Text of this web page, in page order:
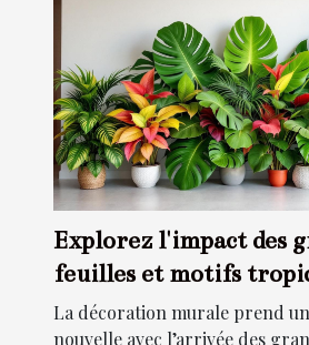
Explorez l'impact des
feuilles et motifs
décoration murale
La décoration murale prend
nouvelle avec l’arrivée des